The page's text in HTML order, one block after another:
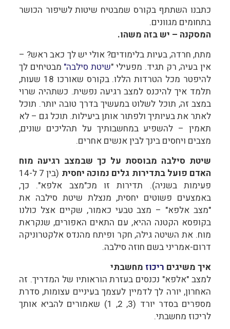
כתבנו השתתף בקורס שמבטיח שיטות לשיפור הכושר
בתחומים מגוונים.
המסקנה – יש בזה משהו.
מתח, חרדה, בעיות בלימודים? אולי יש לך כאב ראש? –
אין בעיה, רק תגיד. מפעילי "שיטת סילבה" מבטיחים לך
להיפטר מכל הטרדות הללו. בקורס שאורכו 18 שעות,
תלמד איך להיכנס למצב רגיעה נפשית. כשתהיה שרוי
במצב זה, תוכל לשלוט במעשיך בדרך טובה יותר. תוכל
לאתר את בעיותיך ולפתור אותן ביעילות. תוכל גם – לא
תאמין – להשפיע במחשבותיך על תהליכים שונים,
מצבים ויחסים בינך לבין אנשים אחרים.
שיטת סילבה מבוססת על כך שבמצב רגיעה מוח
האדם פועל בתדירות גלים נמוכה יחסית
(בין 7 ל-14
פעימות בשניה). תדירות זו מכ"מצב אלפא". כך,
באמצעים פשוטים יחסית, מנצלת שיטת סילבה את
"מצב אלפא" – מצב טבעי כאמור, שקיים אצל כולנו
בקופסא הקטנה ההיא, עם התאים האפורים, שנקראת
מוח. את השיטה גילה, חקר ופיתח מהנדס אלקטרוניקה
דרום-אמריני בשם חוזה סילבה.
איך משיגים ריכוז מחשבתי
למצב "אלפא" נכנסים בעזרת הוראותיו של המדריך. זה
האחרון, יורה לך לדמיין לעצמך בעיניים עצומות, סדרת
מספרים בסדר יורד (3, 2, 1) שאמורים להביא אותך
לריכוז מחשבתי.